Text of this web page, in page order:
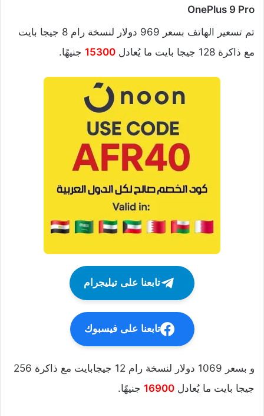
OnePlus 9 Pro
تم تسعير الهاتف بسعر 969 دولار لنسخة رام 8 جيجا بايت
مع ذاكرة 128 جيجا بايت ما يُعادل
15300 جنيهًا.
تابعنا على تيليجرام
تابعنا على فيسبوك
و بسعر 1069 دولار لنسخة رام 12 جيجابايت مع ذاكرة 256
جيجا بايت ما يُعادل 16900 جنيهًا.